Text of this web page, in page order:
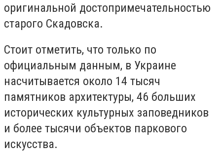
оригинальной достопримечательностью
старого Скадовска.
Стоит отметить, что только по
официальным данным, в Украине
насчитывается около 14 тысяч
памятников архитектуры, 46 больших
исторических культурных заповедников
и более тысячи объектов паркового
искусства.